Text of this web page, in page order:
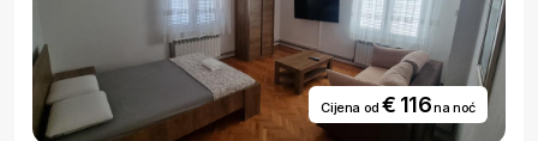
Cijena od€ 116na noć